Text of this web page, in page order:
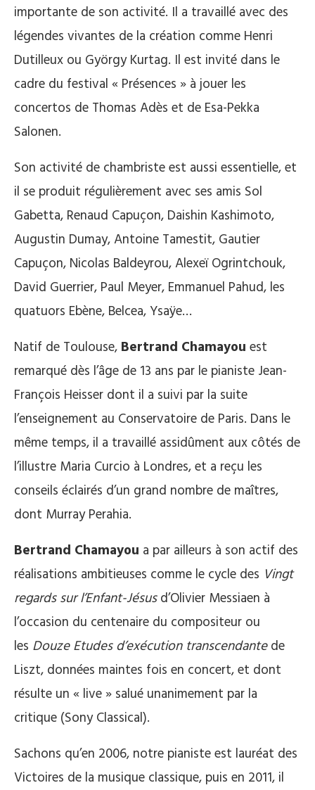
importante de son activité. Il a travaillé avec des
légendes vivantes de la création comme Henri
Dutilleux ou György Kurtag. Il est invité dans le
cadre du festival « Présences » à jouer les
concertos de Thomas Adès et de Esa-Pekka
Salonen.
Son activité de chambriste est aussi essentielle, et
il se produit régulièrement avec ses amis Sol
Gabetta, Renaud Capuçon, Daishin Kashimoto,
Augustin Dumay, Antoine Tamestit, Gautier
Capuçon, Nicolas Baldeyrou, Alexeï Ogrintchouk,
David Guerrier, Paul Meyer, Emmanuel Pahud, les
quatuors Ebène, Belcea, Ysaÿe…
Natif de Toulouse, Bertrand Chamayou est
remarqué dès l’âge de 13 ans par le pianiste Jean-
François Heisser dont il a suivi par la suite
l’enseignement au Conservatoire de Paris. Dans le
même temps, il a travaillé assidûment aux côtés de
l’illustre Maria Curcio à Londres, et a reçu les
conseils éclairés d’un grand nombre de maîtres,
dont Murray Perahia.
Bertrand Chamayou a par ailleurs à son actif des
réalisations ambitieuses comme le cycle des Vingt
regards sur l’Enfant-Jésusd’Olivier Messiaen à
l’occasion du centenaire du compositeur ou
les Douze Etudes d’exécution transcendantede
Liszt, données maintes fois en concert, et dont
résulte un « live » salué unanimement par la
critique (Sony Classical).
Sachons qu’en 2006, notre pianiste est lauréat des
Victoires de la musique classique, puis en 2011, il